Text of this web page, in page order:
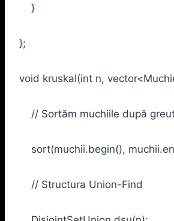
}
};
void kruskal(int n,
// Sortăm muchiile după
sort(muchii.begin(),
// Structura Union-Find